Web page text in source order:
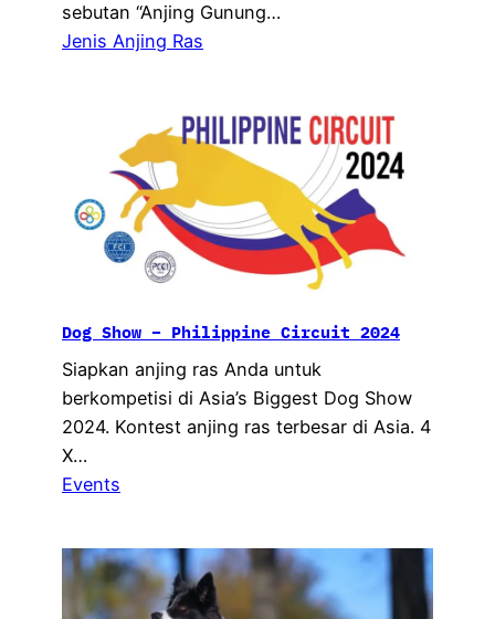
sebutan “Anjing Gunung…
Jenis Anjing Ras
Dog Show – Philippine Circuit 2024
Siapkan anjing ras Anda untuk
berkompetisi di Asia’s Biggest Dog Show
2024. Kontest anjing ras terbesar di Asia. 4
X…
Events